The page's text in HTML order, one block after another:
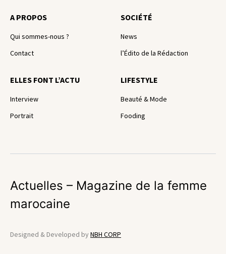
A PROPOS
Qui sommes-nous ?
Contact
SOCIÉTÉ
News
l’Édito de la Rédaction
ELLES FONT L’ACTU
Interview
Portrait
LIFESTYLE
Beauté & Mode
Fooding
Actuelles – Magazine de la femme
marocaine
Designed & Developed byNBH CORP